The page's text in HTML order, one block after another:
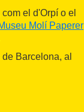
com el d'Orpí o el
Molí Paperer
Barcelona, al